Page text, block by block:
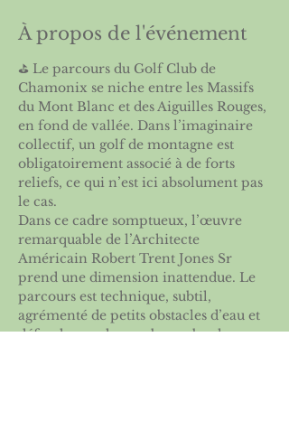
À propos de l'événement
⛳️ Le parcours du Golf Club de
Chamonix se niche entre les Massifs
du Mont Blanc et des Aiguilles Rouges,
en fond de vallée. Dans l’imaginaire
collectif, un golf de montagne est
obligatoirement associé à de forts
reliefs, ce qui n’est ici absolument pas
le cas.
Dans ce cadre somptueux, l’œuvre
remarquable de l’Architecte
Américain Robert Trent Jones Sr
prend une dimension inattendue. Le
parcours est technique, subtil,
agrémenté de petits obstacles d’eau et
défendu par de nombreux bunkers.